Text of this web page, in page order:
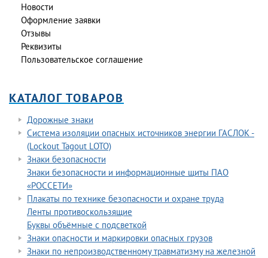
Новости
Оформление заявки
Отзывы
Реквизиты
Пользовательское соглашение
КАТАЛОГ ТОВАРОВ
Дорожные знаки
Система изоляции опасных источников энергии ГАСЛОК -
(Lockout Tagout LOTO)
Знаки безопасности
Знаки безопасности и информационные щиты ПАО
«РОССЕТИ»
Плакаты по технике безопасности и охране труда
Ленты противоскользящие
Буквы объёмные с подсветкой
Знаки опасности и маркировки опасных грузов
Знаки по непроизводственному травматизму на железной